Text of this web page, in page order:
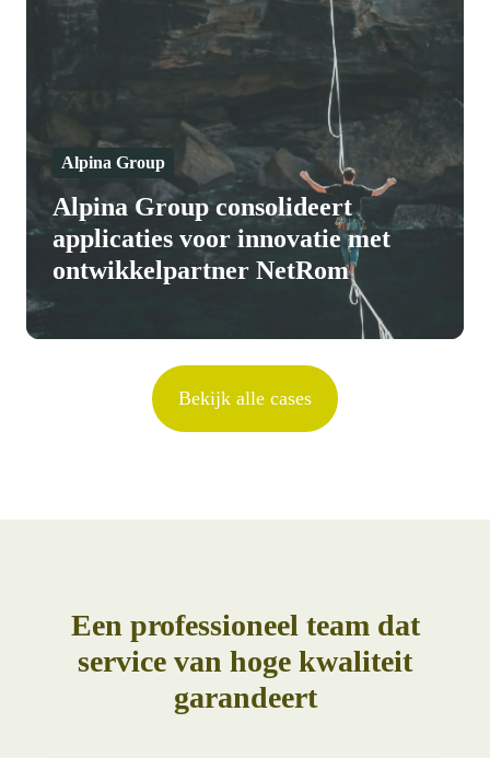
consolideert
met
ontwikkelpartner
NetRom
Alpina Group
Alpina Group consolideert
applicaties voor innovatie met
ontwikkelpartner NetRom
Bekijk alle cases
Een professioneel team dat
service van hoge kwaliteit
garandeert